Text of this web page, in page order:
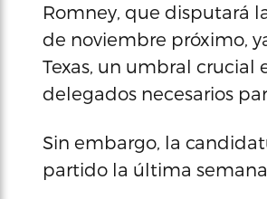
Romney, que disputará
de noviembre próximo,
Texas, un umbral crucial
delegados necesarios
Sin embargo, la
partido la última